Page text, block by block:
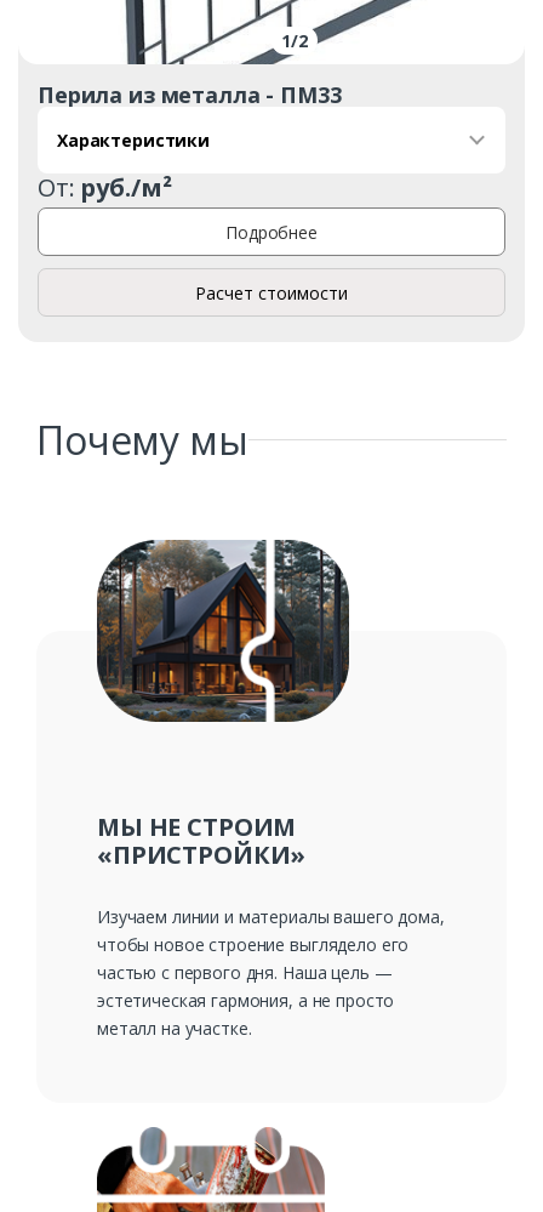
Заказать
Комментарий к заказу
1/2
Перила из металла - ПМ33
Характеристики
От: руб./м²
Подробнее
Расчет стоимости
Почему мы
МЫ НЕ СТРОИМ
«ПРИСТРОЙКИ»
Изучаем линии и материалы вашего дома,
чтобы новое строение выглядело его
частью с первого дня. Наша цель —
эстетическая гармония, а не просто
металл на участке.